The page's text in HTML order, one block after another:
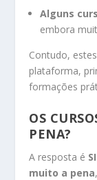
Alguns
embora
Contudo,
plataforma,
formações
OS
PENA?
A resposta é
muito a pena